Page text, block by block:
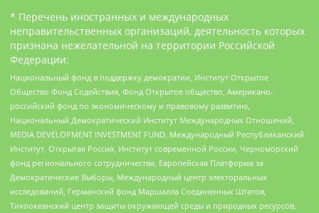
* Перечень иностранных и международных
неправительственных организаций, деятельность которых
признана нежелательной на территории Российской
Федерации:
Национальный фонд в поддержку демократии, Институт Открытое
Общество Фонд Содействия, Фонд Открытое общество, Американо-
российский фонд по экономическому и правовому развитию,
Национальный Демократический Институт Международных Отношений,
MEDIA DEVELOPMENT INVESTMENT FUND, Международный Республиканский
Институт, Открытая Россия, Институт современной России, Черноморский
фонд регионального сотрудничества, Европейская Платформа за
Демократические Выборы, Международный центр электоральных
исследований, Германский фонд Маршалла Соединенных Штатов,
Тихоокеанский центр защиты окружающей среды и природных ресурсов,